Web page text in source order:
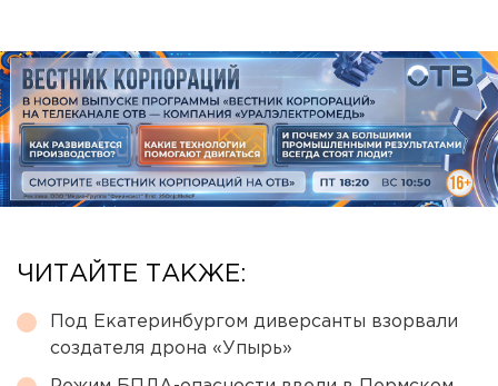
ЧИТАЙТЕ ТАКЖЕ:
Под Екатеринбургом диверсанты взорвали
создателя дрона «Упырь»